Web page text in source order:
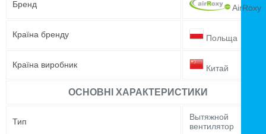
Бренд AirRoxy
Країна бренду Польща
Країна виробник Китай
ОСНОВНІ ХАРАКТЕРИСТИКИ
Тип
Вытяжной
вентилятор